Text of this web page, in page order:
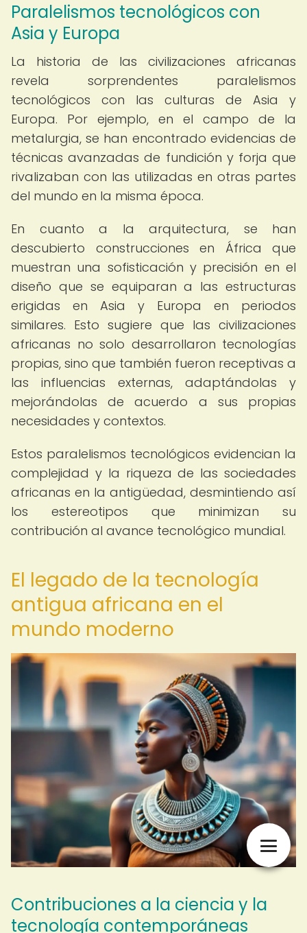
Paralelismos tecnológicos con
Asia y Europa
La historia de las civilizaciones africanas
revela sorprendentes paralelismos
tecnológicos con las culturas de Asia y
Europa. Por ejemplo, en el campo de la
metalurgia, se han encontrado evidencias de
técnicas avanzadas de fundición y forja que
rivalizaban con las utilizadas en otras partes
del mundo en la misma época.
En cuanto a la arquitectura, se han
descubierto construcciones en África que
muestran una sofisticación y precisión en el
diseño que se equiparan a las estructuras
erigidas en Asia y Europa en periodos
similares. Esto sugiere que las civilizaciones
africanas no solo desarrollaron tecnologías
propias, sino que también fueron receptivas a
las influencias externas, adaptándolas y
mejorándolas de acuerdo a sus propias
necesidades y contextos.
Estos paralelismos tecnológicos evidencian la
complejidad y la riqueza de las sociedades
africanas en la antigüedad, desmintiendo así
los estereotipos que minimizan su
contribución al avance tecnológico mundial.
El legado de la tecnología
antigua africana en el
mundo moderno
Contribuciones a la ciencia y la
tecnología contemporáneas